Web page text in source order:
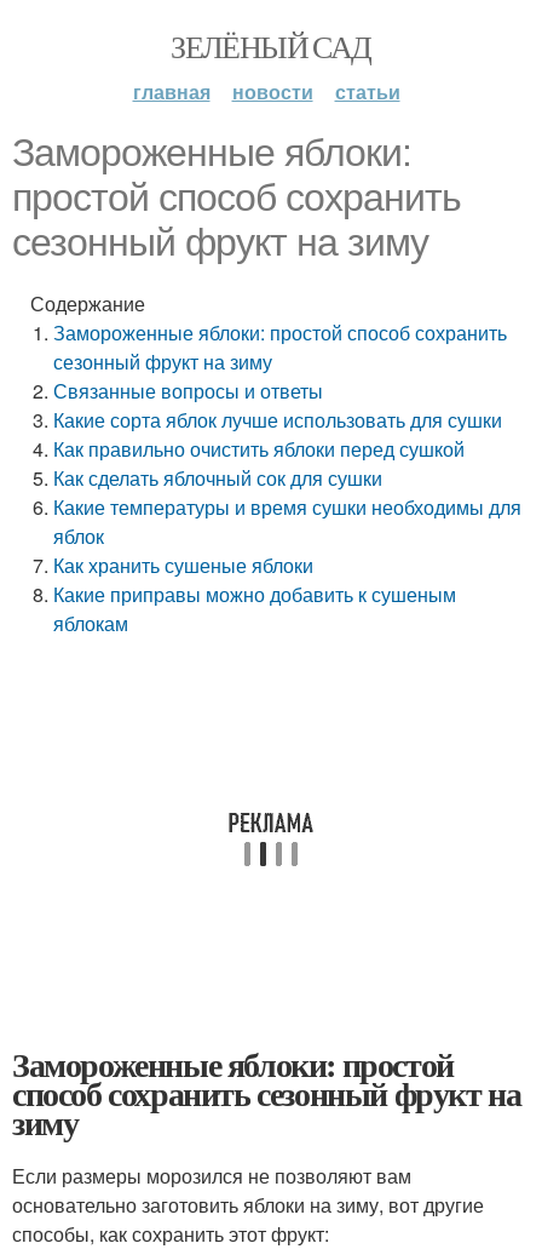
ЗЕЛЁНЫЙ САД
главная новости статьи
Замороженные яблоки:
простой способ сохранить
сезонный фрукт на зиму
Содержание
Замороженные яблоки: простой способ сохранить
сезонный фрукт на зиму
Связанные вопросы и ответы
Какие сорта яблок лучше использовать для сушки
Как правильно очистить яблоки перед сушкой
Как сделать яблочный сок для сушки
Какие температуры и время сушки необходимы для
яблок
Как хранить сушеные яблоки
Какие приправы можно добавить к сушеным
яблокам
Замороженные яблоки: простой
способ сохранить сезонный фрукт на
зиму
Если размеры морозился не позволяют вам
основательно заготовить яблоки на зиму, вот другие
способы, как сохранить этот фрукт: